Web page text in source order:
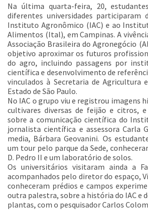
Na última quarta-feira, 20,
diferentes universidades participaram
Instituto Agronômico (IAC) e ao
Alimentos (Ital), em Campinas. A
Associação Brasileira do Agronegócio
objetivo aproximar os futuros
do agro, incluindo passagens por
científica e desenvolvimento de
vinculados à Secretaria de Agricultura
Estado de São Paulo.
No IAC o grupo viu e registrou imagens
cultivares diversas de feijão e citros,
sobre a comunicação científica do
jornalista científica e assessora Carla
media, Bárbara Geovanini. Os
um tour pelo parque da Sede,
D. Pedro II e um laboratório de solos.
Os universitários visitaram ainda a
acompanhados pelo diretor do espaço,
conheceram prédios e campos
outra palestra, sobre a história do IAC e
plantas, com o pesquisador Carlos